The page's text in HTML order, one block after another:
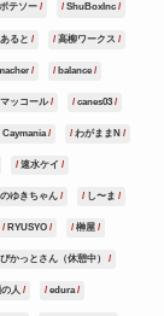
ポテソー ShuBoxInc
ると 高柳ワークス
balance
ッコール canes03
Caymania わがままN
速水ケイ
ゆきちゃん し〜ま
RYUSYO 榊屋
ぴかっとさん（休憩中）
人 edura